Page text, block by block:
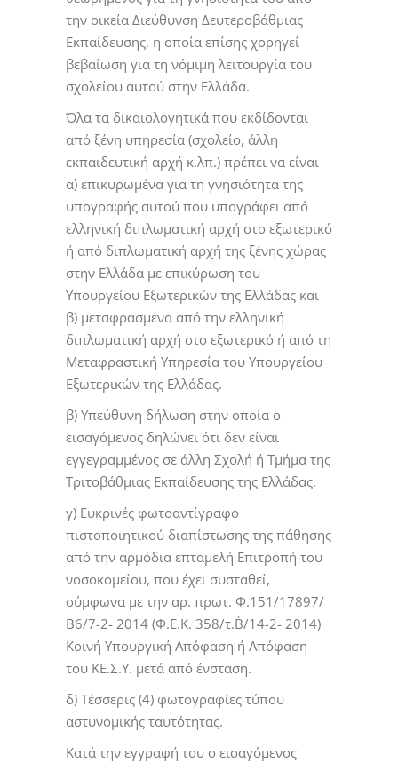
την οικεία Διεύθυνση Δευτεροβάθμιας
Εκπαίδευσης, η οποία επίσης χορηγεί
βεβαίωση για τη νόμιμη λειτουργία του
σχολείου αυτού στην Ελλάδα.
Όλα τα δικαιολογητικά που εκδίδονται
από ξένη υπηρεσία (σχολείο, άλλη
εκπαιδευτική αρχή κ.λπ.) πρέπει να είναι
α) επικυρωμένα για τη γνησιότητα της
υπογραφής αυτού που υπογράφει από
ελληνική διπλωματική αρχή στο εξωτερικό
ή από διπλωματική αρχή της ξένης χώρας
στην Ελλάδα με επικύρωση του
Υπουργείου Εξωτερικών της Ελλάδας και
β) μεταφρασμένα από την ελληνική
διπλωματική αρχή στο εξωτερικό ή από τη
Μεταφραστική Υπηρεσία του Υπουργείου
Εξωτερικών της Ελλάδας.
β) Υπεύθυνη δήλωση στην οποία ο
εισαγόμενος δηλώνει ότι δεν είναι
εγγεγραμμένος σε άλλη Σχολή ή Τμήμα της
Τριτοβάθμιας Εκπαίδευσης της Ελλάδας.
γ) Ευκρινές φωτοαντίγραφο
πιστοποιητικού διαπίστωσης της πάθησης
από την αρμόδια επταμελή Επιτροπή του
νοσοκομείου, που έχει συσταθεί,
σύμφωνα με την αρ. πρωτ. Φ.151/17897/
Β6/7-2- 2014 (Φ.Ε.Κ. 358/τ.Β΄/14-2- 2014)
Κοινή Υπουργική Απόφαση ή Απόφαση
του ΚΕ.Σ.Υ. μετά από ένσταση.
δ) Τέσσερις (4) φωτογραφίες τύπου
αστυνομικής ταυτότητας.
Κατά την εγγραφή του ο εισαγόμενος